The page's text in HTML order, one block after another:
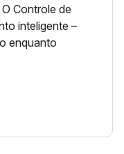
Controle de
inteligente –
enquanto